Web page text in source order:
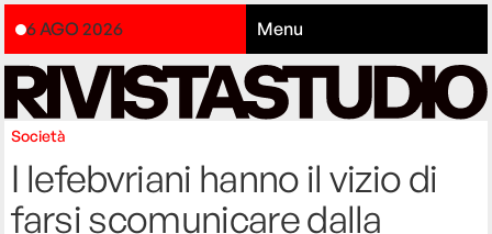
6 AGO 2026 Menu
Società
I lefebvriani hanno il vizio di
farsi scomunicare dalla